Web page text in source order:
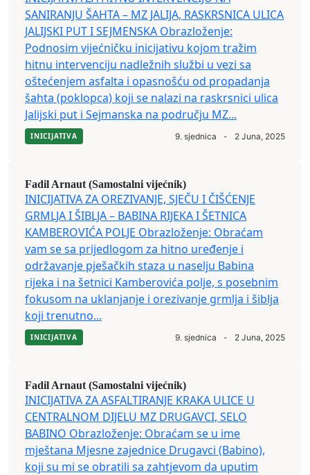
SANIRANJU ŠAHTA – MZ JALIJA, RASKRSNICA ULICA
JALIJSKI PUT I SEJMENSKA Obrazloženje:
Podnosim vijećničku inicijativu kojom tražim
hitnu intervenciju nadležnih službi u vezi sa
oštećenjem asfalta i opasnošću od propadanja
šahta (poklopca) koji se nalazi na raskrsnici ulica
Jalijski put i Sejmanska na području MZ...
INICIJATIVA 9. sjednica - 2 Juna, 2025
Fadil Arnaut (Samostalni vijećnik)
INICIJATIVA ZA OREZIVANJE, SJEČU I ČIŠĆENJE
GRMLJA I ŠIBLJA – BABINA RIJEKA I ŠETNICA
KAMBEROVIĆA POLJE Obrazloženje: Obraćam
vam se sa prijedlogom za hitno uređenje i
održavanje pješačkih staza u naselju Babina
rijeka i na šetnici Kamberovića polje, s posebnim
fokusom na uklanjanje i orezivanje grmlja i šiblja
koji trenutno...
INICIJATIVA 9. sjednica - 2 Juna, 2025
Fadil Arnaut (Samostalni vijećnik)
INICIJATIVA ZA ASFALTIRANJE KRAKA ULICE U
CENTRALNOM DIJELU MZ DRUGAVCI, SELO
BABINO Obrazloženje: Obraćam se u ime
mještana Mjesne zajednice Drugavci (Babino),
koji su mi se obratili sa zahtjevom da uputim